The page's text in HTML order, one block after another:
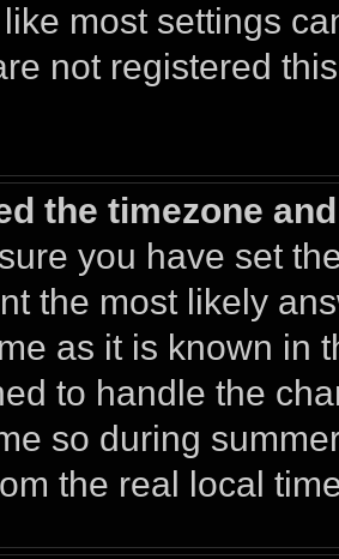
most settings
not registered
the timezone
you have set
the most likely
as it is known in
to handle the
so during
the real local